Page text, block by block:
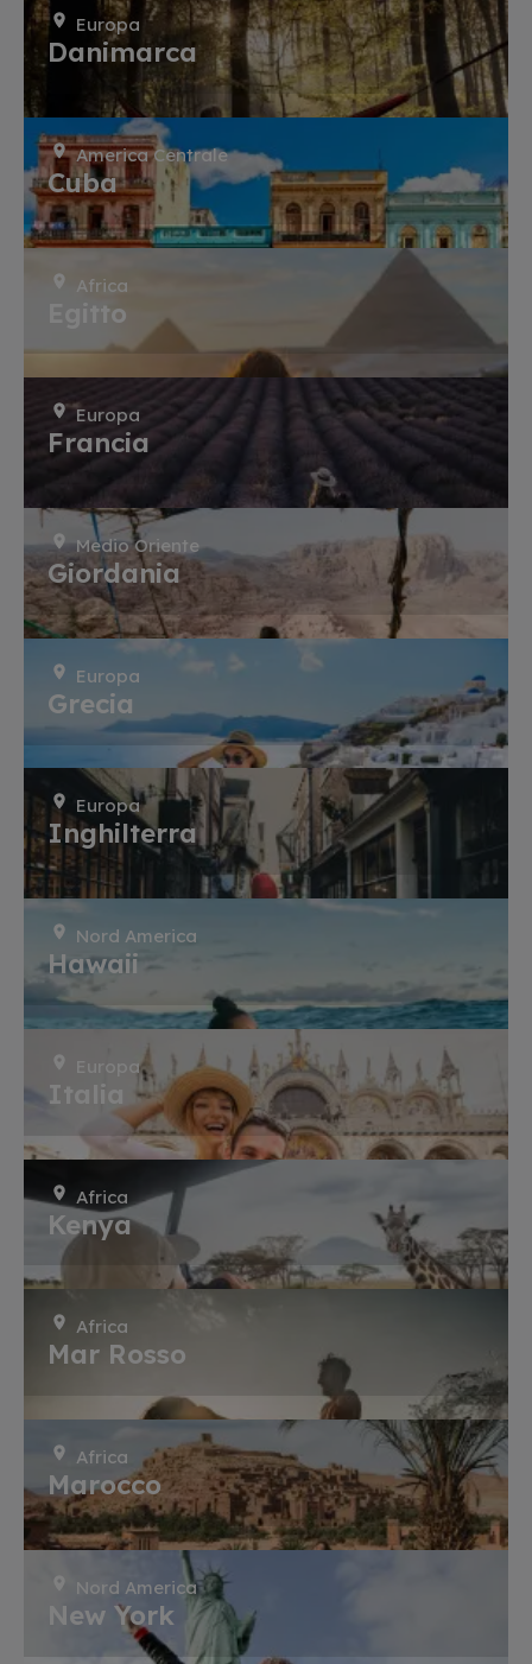
Europa
Danimarca
America Centrale
Cuba
Africa
Egitto
Europa
Francia
Medio Oriente
Giordania
Europa
Grecia
Europa
Inghilterra
Nord America
Hawaii
Europa
Italia
Africa
Kenya
Africa
Mar Rosso
Africa
Marocco
Nord America
New York